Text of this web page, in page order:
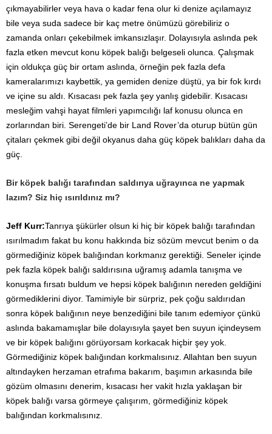
çıkmayabilirler veya hava o kadar fena olur ki denize açılamayız
bile veya suda sadece bir kaç metre önümüzü görebiliriz o
zamanda onları çekebilmek imkansızlaşır. Dolayısıyla aslında pek
fazla etken mevcut konu köpek balığı belgeseli olunca. Çalışmak
için oldukça güç bir ortam aslında, örneğin pek fazla defa
kameralarımızı kaybettik, ya gemiden denize düştü, ya bir fok kırdı
ve içine su aldı. Kısacası pek fazla şey yanlış gidebilir. Kısacası
mesleğim vahşi hayat filmleri yapımcılığı laf konusu olunca en
zorlarından biri. Serengeti’de bir Land Rover’da oturup bütün gün
çitaları çekmek gibi değil okyanus daha güç köpek balıkları daha da
güç.
Bir köpek balığı tarafından saldırıya uğrayınca ne yapmak
lazım? Siz hiç ısırıldınız mı?
Jeff Kurr:Tanrıya şükürler olsun ki hiç bir köpek balığı tarafından
ısırılmadım fakat bu konu hakkında biz sözüm mevcut benim o da
görmediğiniz köpek balığından korkmanız gerektiği. Seneler içinde
pek fazla köpek balığı saldırısına uğramış adamla tanışma ve
konuşma fırsatı buldum ve hepsi köpek balığının nereden geldiğini
görmediklerini diyor. Tamimiyle bir sürpriz, pek çoğu saldırıdan
sonra köpek balığının neye benzediğini bile tanım edemiyor çünkü
aslında bakamamışlar bile dolayısıyla şayet ben suyun içindeysem
ve bir köpek balığını görüyorsam korkacak hiçbir şey yok.
Görmediğiniz köpek balığından korkmalısınız. Allahtan ben suyun
altındayken herzaman etrafıma bakarım, başımın arkasında bile
gözüm olmasını denerim, kısacası her vakit hızla yaklaşan bir
köpek balığı varsa görmeye çalışırım, görmediğiniz köpek
balığından korkmalısınız.